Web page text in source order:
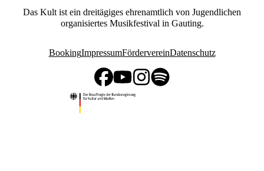
Das Kult ist ein dreitägiges ehrenamtlich von Jugendlichen
organisiertes Musikfestival in Gauting.
BookingImpressumFördervereinDatenschutz